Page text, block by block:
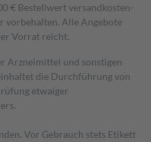
€ Bestell­wert versand­kosten­
vorbehalten. Alle Angebote
Vorrat reicht.
Arzneimittel und sonstigen
die Durchführung von
etwaiger
Vor Gebrauch stets Etikett